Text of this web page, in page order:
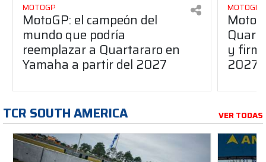
MOTOGP
MotoGP: el campeón del
mundo que podría
reemplazar a Quartararo en
Yamaha a partir del 2027
MOTOGP
y
2027
TCR SOUTH AMERICA VER TODAS